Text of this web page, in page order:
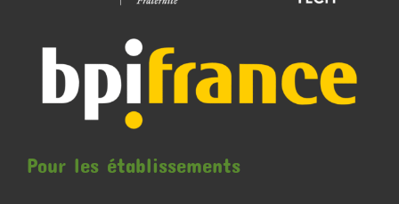
Pour les établissements